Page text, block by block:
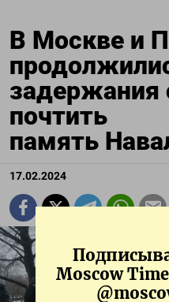
Moscow
В Москве и
задержания
почтить
память
17.02.2024